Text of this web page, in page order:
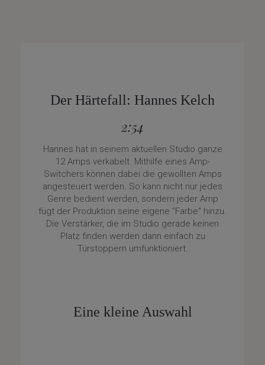
Der Härtefall: Hannes Kelch
2:54
Hannes hat in seinem aktuellen Studio ganze
12 Amps verkabelt. Mithilfe eines Amp-
Switchers können dabei die gewollten Amps
angesteuert werden. So kann nicht nur jedes
Genre bedient werden, sondern jeder Amp
fügt der Produktion seine eigene "Farbe" hinzu.
Die Verstärker, die im Studio gerade keinen
Platz finden werden dann einfach zu
Türstoppern umfunktioniert.
Eine kleine Auswahl